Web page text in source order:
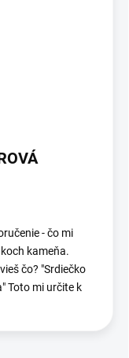
- čo mi
kameňa.
čo? "Srdiečko
Toto mi určite k